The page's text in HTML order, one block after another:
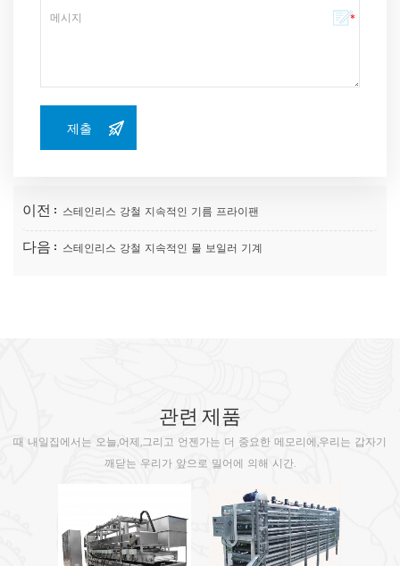
이전 : 스테인리스 강철 지속적인 기름 프라이팬
다음 : 스테인리스 강철 지속적인 물 보일러 기계
관련 제품
때 내일집에서는 오늘,어제,그리고 언젠가는 더 중요한 메모리에,우리는 갑자기
깨닫는 우리가 앞으로 밀어에 의해 시간.